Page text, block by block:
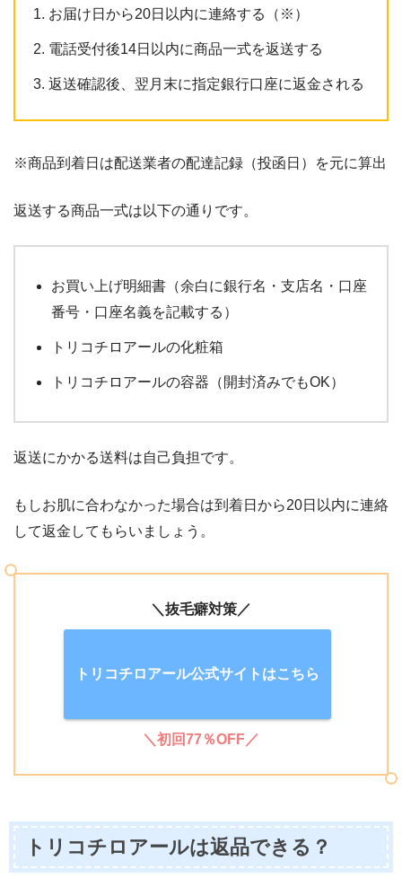
お届け日から20日以内に連絡する（※）
電話受付後14日以内に商品一式を返送する
返送確認後、翌月末に指定銀行口座に返金される
※商品到着日は配送業者の配達記録（投函日）を元に算出
返送する商品一式は以下の通りです。
お買い上げ明細書（余白に銀行名・支店名・口座
番号・口座名義を記載する）
トリコチロアールの化粧箱
トリコチロアールの容器（開封済みでもOK）
返送にかかる送料は自己負担です。
もしお肌に合わなかった場合は到着日から20日以内に連絡
して返金してもらいましょう。
＼抜毛癖対策／
トリコチロアール公式サイトはこちら
＼初回77％OFF／
トリコチロアールは返品できる？